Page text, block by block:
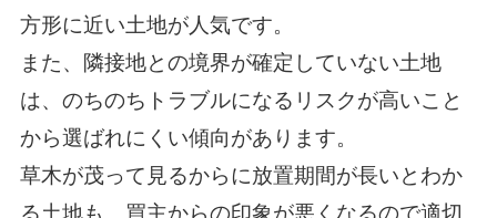
方形に近い土地が人気です。
また、隣接地との境界が確定していない土地
は、のちのちトラブルになるリスクが高いこと
から選ばれにくい傾向があります。
草木が茂って見るからに放置期間が長いとわか
る土地も、買主からの印象が悪くなるので適切